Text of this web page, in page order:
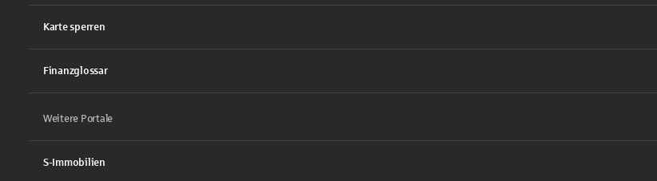
Karte sperren
Finanzglossar
Weitere Portale
S-Immobilien